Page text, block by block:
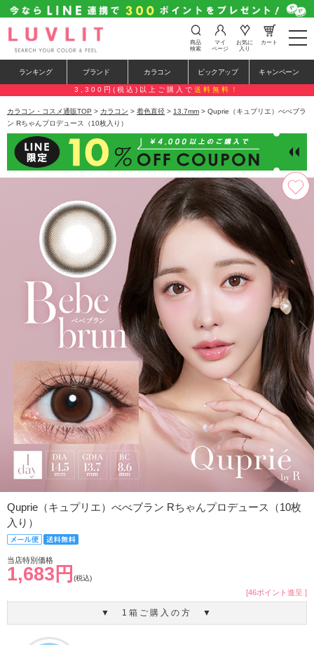
t
o
e
n
a
a
i
o
n
商品
検索
マイ
ページ
お気に
入り
カート
ランキング ブランド カラコン ピックアップ キャンペーン
3,300円(税込)以上ご購入で 送料無料！
カラコン・コスメ通販TOP > カラコン > 着色直径 > 13.7mm > Quprie（キュプリエ）べべブラ
ン Rちゃんプロデュース（10枚入り）
Quprie（キュプリエ）べべブラン Rちゃんプロデュース（10枚
入り）
当店特別価格
1,683円 (税込)
[46ポイント進呈 ]
▼ 1箱ご購入の方 ▼